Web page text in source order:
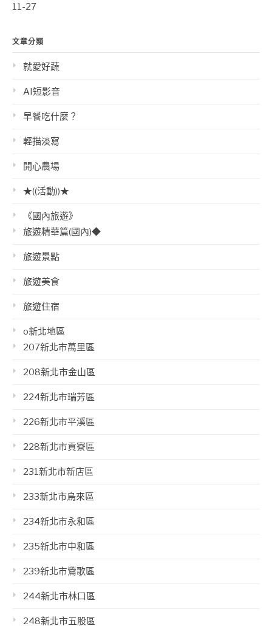
11-27
文章分類
就愛好蔬
AI短影音
早餐吃什麼？
輕描淡寫
開心農場
★((活動))★
《國內旅遊》
旅遊精華篇(國內)◆
旅遊景點
旅遊美食
旅遊住宿
o新北地區
207新北市萬里區
208新北市金山區
224新北市瑞芳區
226新北市平溪區
228新北市貢寮區
231新北市新店區
233新北市烏來區
234新北市永和區
235新北市中和區
239新北市鶯歌區
244新北市林口區
248新北市五股區